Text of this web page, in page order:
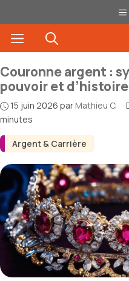
au
contenuMenu
Argent & Carrière
Couronne argent :
pouvoir et d’histoire
15 juin 2026 par Mathieu C. ·
minutes